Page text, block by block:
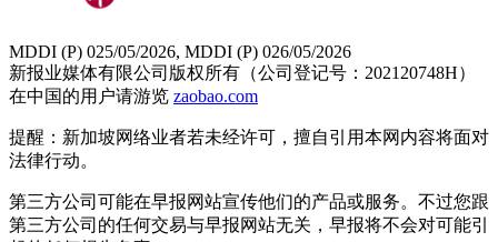
MDDI (P) 025/05/2026, MDDI (P) 026/05/2026
新报业媒体有限公司版权所有（公司登记号：202120748H）
在中国的用户请游览 zaobao.com
提醒：新加坡网络业者若未经许可，擅自引用本网内容将面对
法律行动。
第三方公司可能在早报网站宣传他们的产品或服务。不过您跟
第三方公司的任何交易与早报网站无关，早报将不会对可能引